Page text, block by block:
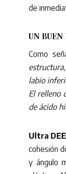
de
UN
Como
labio
El relleno
de ácido
Ultra
cohesión
y ángulo